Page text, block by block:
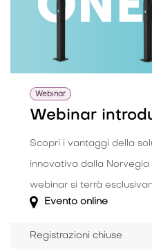
Webinar
Webinar
Scopri i vantaggi della
innovativa dalla Norvegia
webinar si terrà
Evento online
Registrazioni chiuse